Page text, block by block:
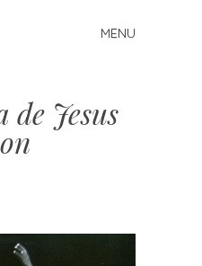
MENU
de Jesus